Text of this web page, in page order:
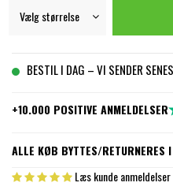
BESTIL I DAG – VI SENDER
+10.000 POSITIVE ANMELDELSER
ALLE KØB BYTTES/RETURNERES
Læs kunde